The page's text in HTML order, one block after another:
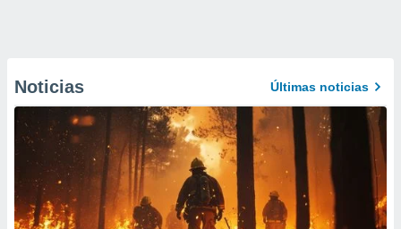
Noticias Últimas noticias